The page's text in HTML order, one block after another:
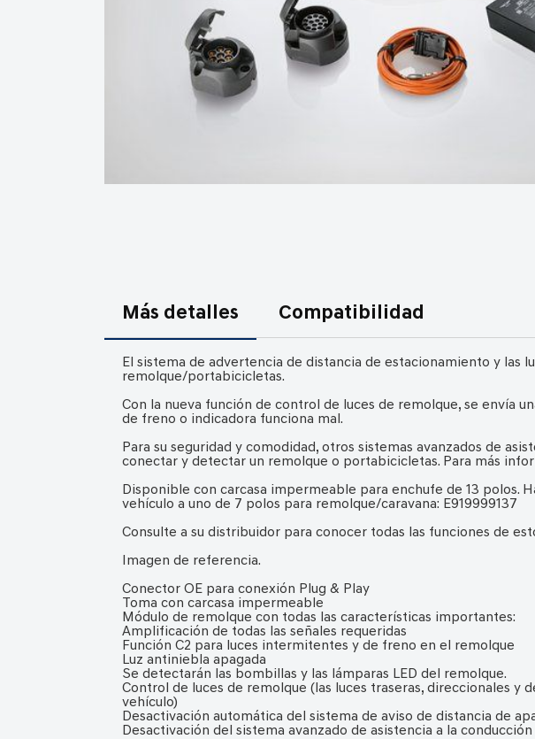
galería
de
imágenes
Más detalles Compatibilidad
El sistema de advertencia de distancia de estacionamiento y las
remolque/portabicicletas.
Con la nueva función de control de luces de remolque, se envía
de freno o indicadora funciona mal.
Para su seguridad y comodidad, otros sistemas avanzados de
conectar y detectar un remolque o portabicicletas. Para más
Disponible con carcasa impermeable para enchufe de 13
vehículo a uno de 7 polos para remolque/caravana: E919999137
Consulte a su distribuidor para conocer todas las funciones de
Imagen de referencia.
Conector OE para conexión Plug & Play
Toma con carcasa impermeable
Módulo de remolque con todas las características importantes:
Amplificación de todas las señales requeridas
Función C2 para luces intermitentes y de freno en el remolque
Luz antiniebla apagada
Se detectarán las bombillas y las lámparas LED del remolque.
Control de luces de remolque (las luces traseras, direccionales
vehículo)
Desactivación automática del sistema de aviso de distancia de
Desactivación del sistema avanzado de asistencia a la